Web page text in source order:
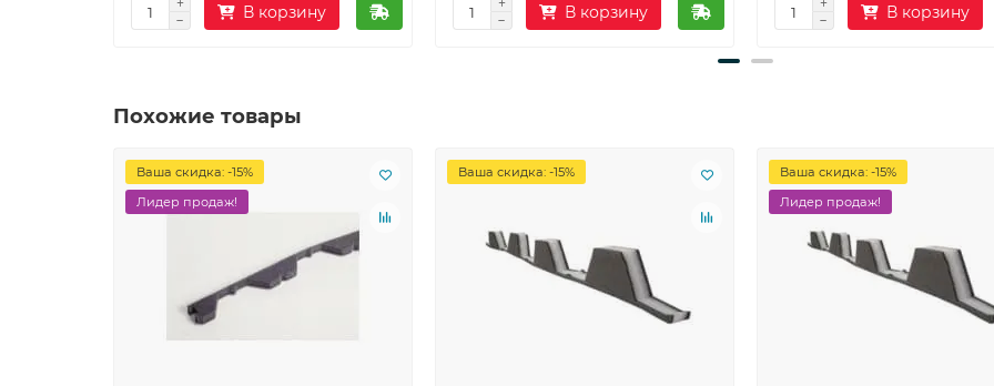
В корзину В корзину В корзину
Похожие товары
Ваша скидка: -15%
Лидер продаж!
Ваша скидка: -15%
Ваша скидка: -15%
Лидер продаж!